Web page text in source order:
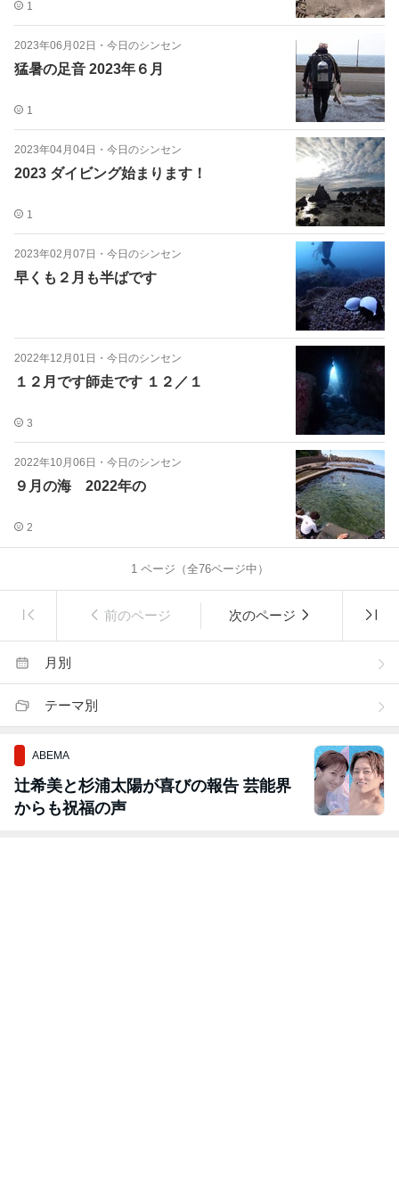
1
2023年06月02日 ・ 今日のシンセン
猛暑の足音 2023年６月
1
2023年04月04日 ・ 今日のシンセン
2023 ダイビング始まります！
1
2023年02月07日 ・ 今日のシンセン
早くも２月も半ばです
2022年12月01日 ・ 今日のシンセン
１２月です師走です １２／１
3
2022年10月06日 ・ 今日のシンセン
９月の海 2022年の
2
1ページ（全76ページ中）
前のページ 次のページ
月別
テーマ別
ABEMA
辻希美と杉浦太陽が喜びの報告 芸能界
からも祝福の声